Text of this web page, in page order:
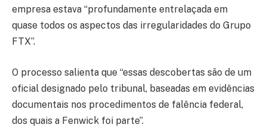
empresa estava “profundamente entrelaçada em
quase todos os aspectos das irregularidades do Grupo
FTX”.
O processo salienta que “essas descobertas são de um
oficial designado pelo tribunal, baseadas em evidências
documentais nos procedimentos de falência federal,
dos quais a Fenwick foi parte”.